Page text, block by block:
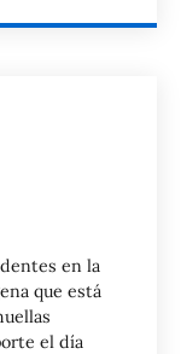
en la
que está
el día